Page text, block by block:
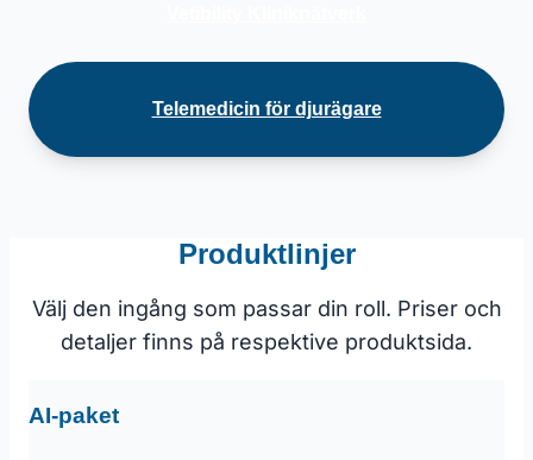
Telemedicin för djurägare
Produktlinjer
Välj den ingång som passar din roll. Priser och
detaljer finns på respektive produktsida.
AI-paket